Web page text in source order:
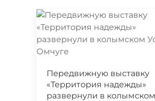
Передвижную выставку
«Территория надежды»
развернули в колымском